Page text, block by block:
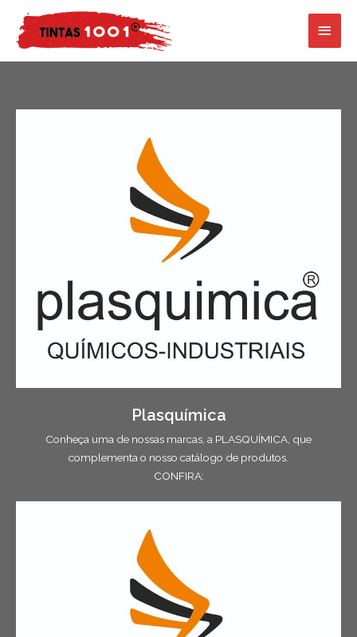
Plasquímica
Conheça uma de nossas marcas, a PLASQUÍMICA, que
complementa o nosso catálogo de produtos.
CONFIRA: